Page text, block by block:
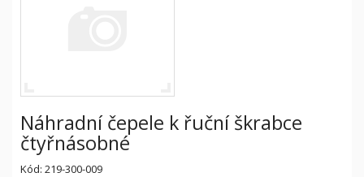
Náhradní čepele k řuční škrabce
čtyřnásobné
Kód: 219-300-009